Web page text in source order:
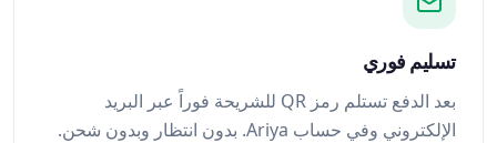
تسليم فوري
بعد الدفع تستلم رمز QR للشريحة فوراً عبر البريد
الإلكتروني وفي حساب Ariya. بدون انتظار وبدون شحن.